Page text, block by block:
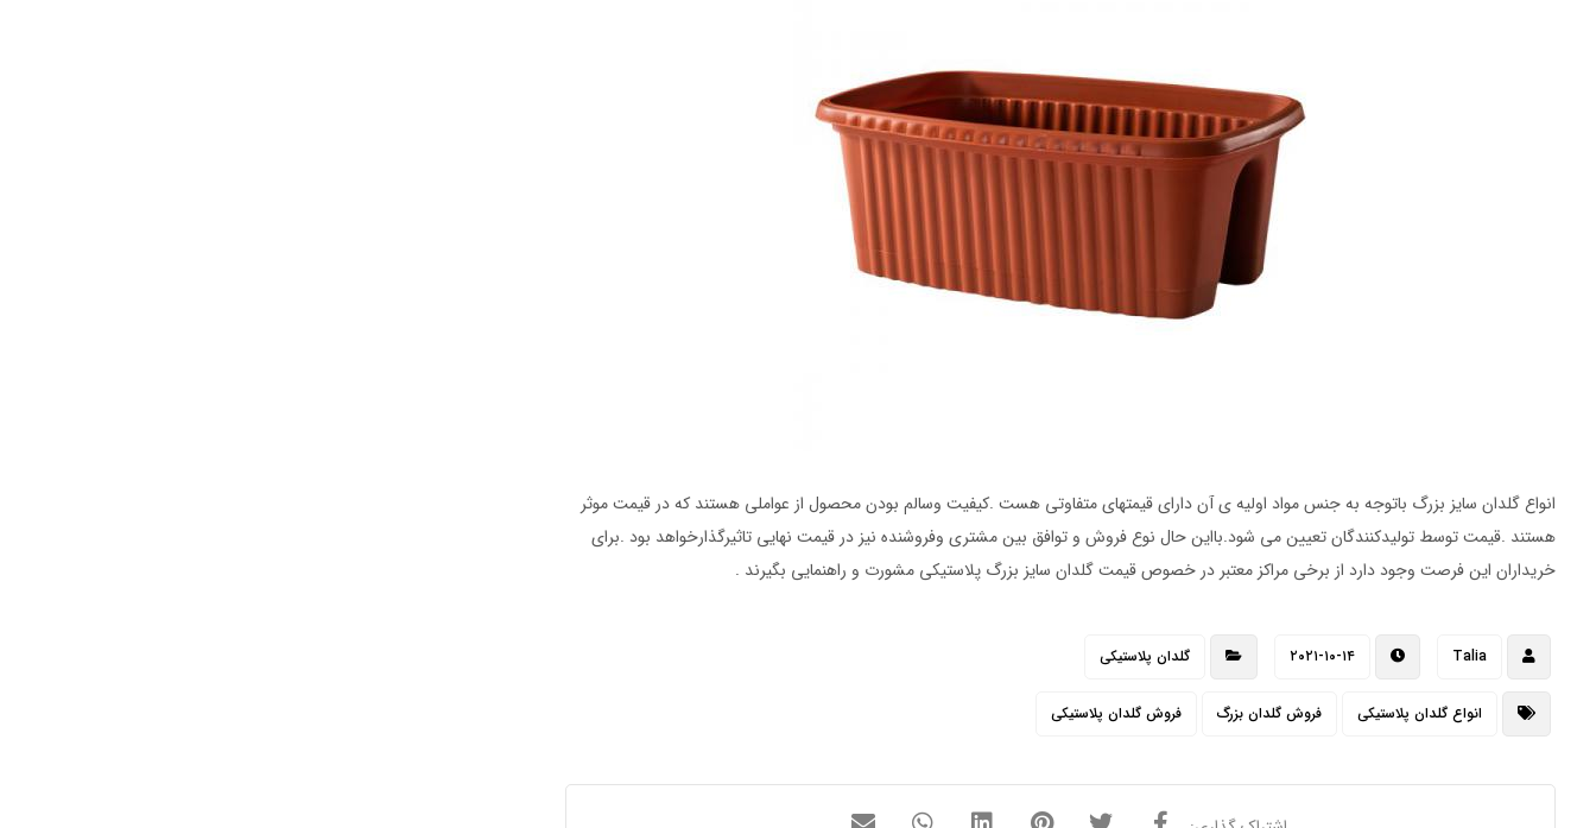
انواع گلدان سایز بزرگ باتوجه به جنس مواد اولیه ی آن دارای قیمتهای متفاوتی هست .کیفیت وسالم بودن محصول از عواملی هستند که در قیمت موثر
هستند .قیمت توسط تولیدکنندگان تعیین می شود.بااین حال نوع فروش و توافق بین مشتری وفروشنده نیز در قیمت نهایی تاثیرگذارخواهد بود .برای
خریداران این فرصت وجود دارد از برخی مراکز معتبر در خصوص قیمت گلدان سایز بزرگ پلاستیکی مشورت و راهنمایی بگیرند .
Talia ۲۰۲۱-۱۰-۱۴ گلدان پلاستیکی
انواع گلدان پلاستیکی فروش گلدان بزرگ فروش گلدان پلاستیکی